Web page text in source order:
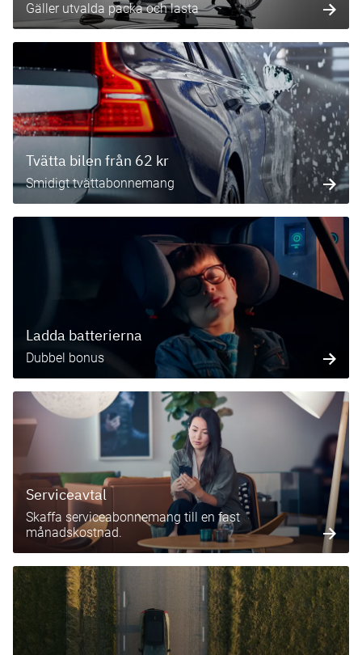
Gäller utvalda packa och lasta
Tvätta bilen från 62 kr
Smidigt tvättabonnemang
Ladda batterierna
Dubbel bonus
Serviceavtal
Skaffa serviceabonnemang till en fast
månadskostnad.